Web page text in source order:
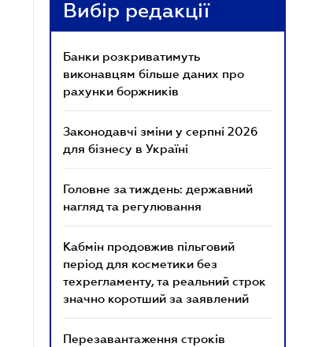
Вибір редакції
Банки розкриватимуть
виконавцям більше даних про
рахунки боржників
Законодавчі зміни у серпні 2026
для бізнесу в Україні
Головне за тиждень: державний
нагляд та регулювання
Кабмін продовжив пільговий
період для косметики без
техрегламенту, та реальний строк
значно коротший за заявлений
Перезавантаження строків